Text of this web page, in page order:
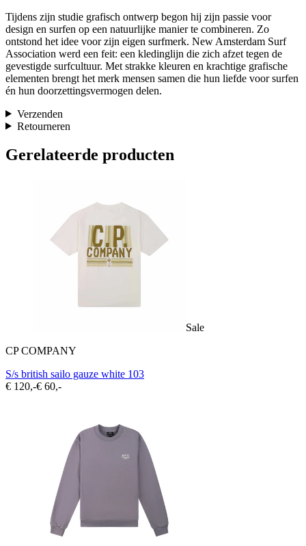
Tijdens zijn studie grafisch ontwerp begon hij zijn passie voor
design en surfen op een natuurlijke manier te combineren. Zo
ontstond het idee voor zijn eigen surfmerk. New Amsterdam Surf
Association werd een feit: een kledinglijn die zich afzet tegen de
gevestigde surfcultuur. Met strakke kleuren en krachtige grafische
elementen brengt het merk mensen samen die hun liefde voor surfen
én hun doorzettingsvermogen delen.
Verzenden
Retourneren
Gerelateerde producten
Sale
CP COMPANY
S/s british sailo gauze white 103
€ 120,-€ 60,-